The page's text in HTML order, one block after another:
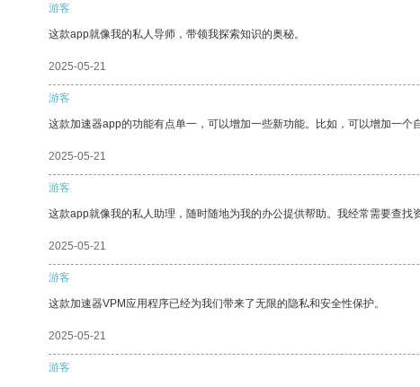
游客
这款app就像我的私人导师，带领我探索知识的奥秘。
2025-05-21
游客
这款加速器app的功能有点单一，可以增加一些新功能。比如，可以增加一
2025-05-21
游客
这款app就像我的私人助理，随时随地为我的办公提供帮助。我经常需要查找
2025-05-21
游客
这款加速器VPM应用程序已经为我们带来了无限的隐私和安全性保护。
2025-05-21
游客